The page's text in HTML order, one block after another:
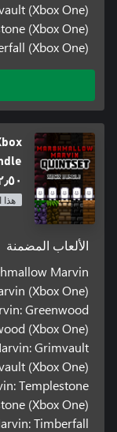
(Xbox One)
(Xbox One)
(Xbox One)
هذا
الألعاب المضمنة
Marvin
(Xbox One)
Greenwood
(Xbox One)
Grimvault
(Xbox One)
Templestone
(Xbox One)
Timberfall